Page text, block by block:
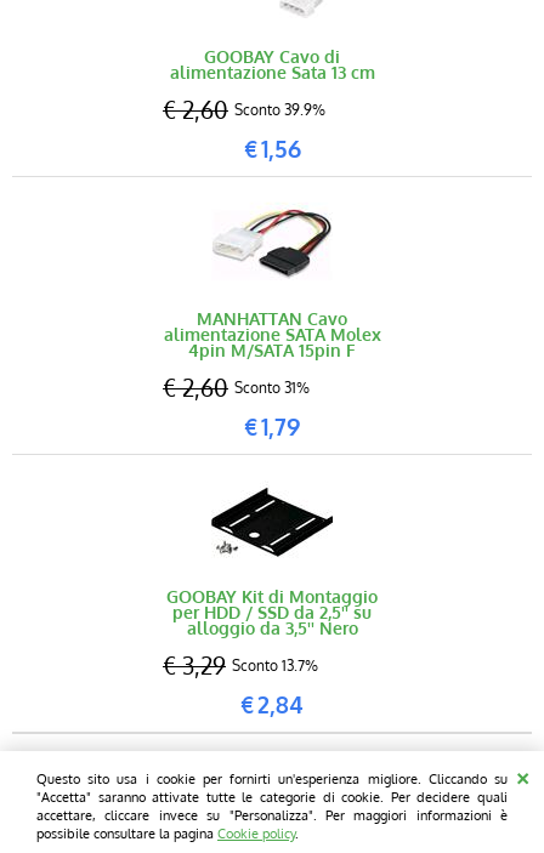
Questo sito usa i cookie per fornirti un'esperienza migliore. Cliccando su
"Accetta" saranno attivate tutte le categorie di cookie. Per decidere quali
accettare, cliccare invece su "Personalizza". Per maggiori informazioni è
possibile consultare la pagina Cookie policy.
GOOBAY Cavo di
alimentazione Sata 13 cm
€ 2,60 Sconto 39.9%
€1,56
MANHATTAN Cavo
alimentazione SATA Molex
4pin M/SATA 15pin F
€ 2,60 Sconto 31%
€1,79
GOOBAY Kit di Montaggio
per HDD / SSD da 2,5'' su
alloggio da 3,5'' Nero
€ 3,29 Sconto 13.7%
€2,84
Pcprice - L' informatica informale - Sede legale e operativa: Blue chip
computers Snc - Via Wildt 5/7 - 20131 - Milano Tel. 02 28001810 Fax 02
28001810 P.I. 12761730154